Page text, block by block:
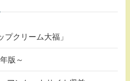
クリーム大福」
版～